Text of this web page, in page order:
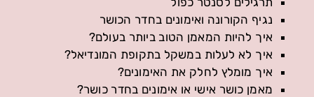
נגיף הקורונה ואימונים בחדר הכושר
איך להיות המאמן הטוב ביותר בעולם?
איך לא לעלות במשקל בתקופת המונדיאל?
איך מומלץ לחלק את האימונים?
מאמן כושר אישי או אימונים בחדר כושר?